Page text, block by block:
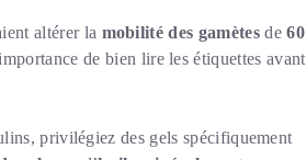
altérer la mobilité des gamètesde60
de bien lire les étiquettes avant
privilégiez des gels spécifiquement